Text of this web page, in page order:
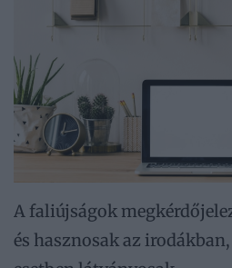
A faliújságok
és hasznosak az